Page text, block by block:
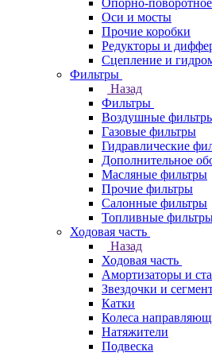
Опорно-
Оси и мосты
Прочие коробки
Редукторы и
Сцепление и
Фильтры
Назад
Фильтры
Воздушные
Газовые фильтры
Гидравлические
Дополнительное
Масляные фильтры
Прочие фильтры
Салонные фильтры
Топливные
Ходовая часть
Назад
Ходовая часть
Амортизаторы и
Звездочки и
Катки
Колеса
Натяжители
Подвеска